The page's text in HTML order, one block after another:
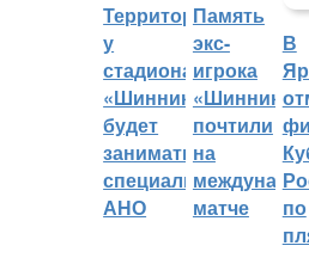
Территорией
у
стадиона
«Шинник»
будет
заниматься
специальное
АНО
Память
экс-
игрока
«Шинника»
почтили
на
матче
В
по